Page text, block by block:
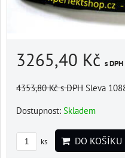
3265,40 Kč s DPH
4353,80 Kčs DPH Sleva
Dostupnost: Skladem
ks DO KOŠÍKU